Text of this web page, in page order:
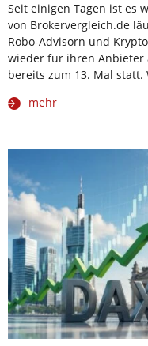
Seit einigen Tagen ist es
von Brokervergleich.de
Robo-Advisorn und
wieder für ihren Anbieter
bereits zum 13. Mal
mehr